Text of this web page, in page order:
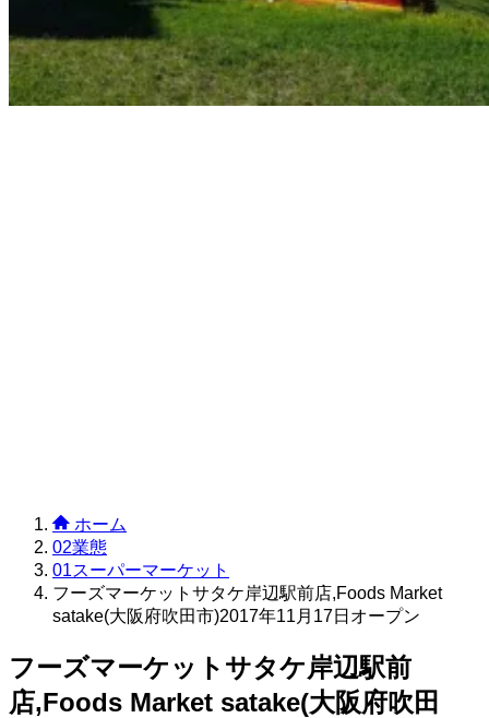
ホーム
02業態
01スーパーマーケット
フーズマーケットサタケ岸辺駅前店,Foods Market
satake(大阪府吹田市)2017年11月17日オープン
フーズマーケットサタケ岸辺駅前
店,Foods Market satake(大阪府吹田